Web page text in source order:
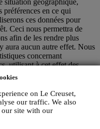
on Le Creuset,
our traffic. We also
site with our
situation géographique,
préférences en ce qui
ces données pour
Ceci nous permettra de
afin de les rendre plus
aura aucun autre effet. Nous
concernant
utilisant à cet effet des
pour nous aider dans le
Ce traitement est basé
nos communications de
de participation peut être
personnelles, en